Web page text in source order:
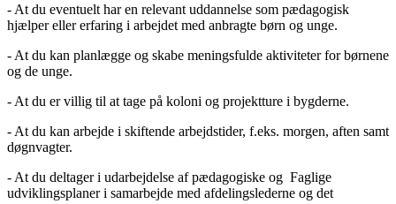
- At du eventuelt har en relevant uddannelse som pædagogisk
hjælper eller erfaring i arbejdet med anbragte børn og unge.
- At du kan planlægge og skabe meningsfulde aktiviteter for børnene
og de unge.
- At du er villig til at tage på koloni og projektture i bygderne.
- At du kan arbejde i skiftende arbejdstider, f.eks. morgen, aften samt
døgnvagter.
- At du deltager i udarbejdelse af pædagogiske og Faglige
udviklingsplaner i samarbejde med afdelingslederne og det